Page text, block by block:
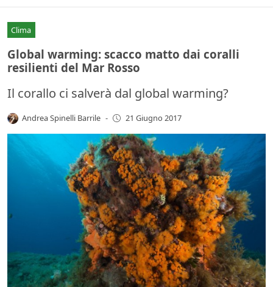
Clima
Global warming: scacco matto dai coralli
resilienti del Mar Rosso
Il corallo ci salverà dal global warming?
Andrea Spinelli Barrile - 21 Giugno 2017